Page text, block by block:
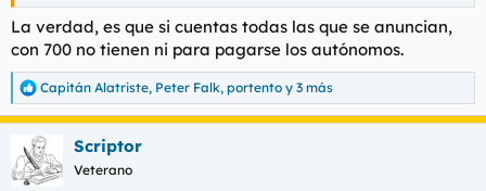
La verdad, es que si cuentas todas las que se anuncian,
con 700 no tienen ni para pagarse los autónomos.
R
e
a
c
c
i
Capitán Alatriste, Peter Falk, portento y 3 más
Scriptor
Veterano